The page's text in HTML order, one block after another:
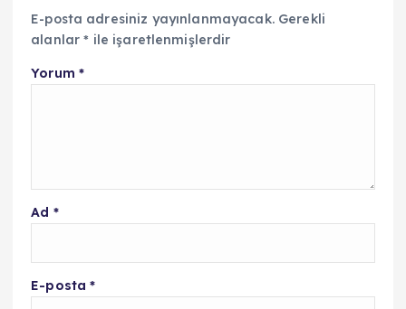
E-posta adresiniz yayınlanmayacak. Gerekli
alanlar* ile işaretlenmişlerdir
Yorum *
Ad *
E-posta*